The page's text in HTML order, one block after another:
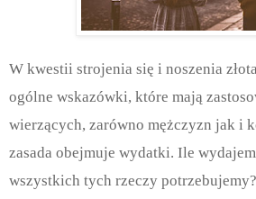
W kwestii strojenia się i noszenia
ogólne wskazówki, które mają
wierzących, zarówno mężczyzn jak i
zasada obejmuje wydatki. Ile
wszystkich tych rzeczy